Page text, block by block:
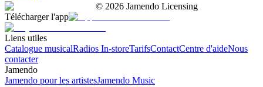
© 2026 Jamendo Licensing
Télécharger l'app
Liens utiles
Catalogue musicalRadios In-storeTarifsContactCentre d'aideNous
contacter
Jamendo
Jamendo pour les artistesJamendo Music